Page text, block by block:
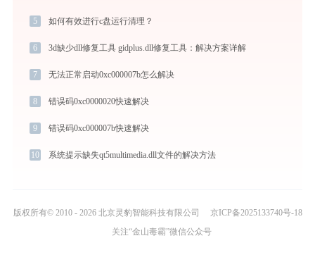
5 如何有效进行c盘运行清理？
6 3d缺少dll修复工具 gidplus.dll修复工具：解决方案详解
7 无法正常启动0xc000007b怎么解决
8 错误码0xc0000020快速解决
9 错误码0xc000007b快速解决
10 系统提示缺失qt5multimedia.dll文件的解决方法
版权所有© 2010 - 2026 北京灵豹智能科技有限公司
京ICP备2025133740号-18
关注“金山毒霸”微信公众号